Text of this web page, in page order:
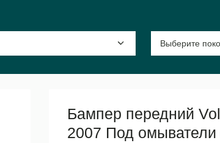
Бампер передний
2007 Под